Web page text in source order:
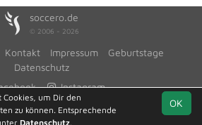
soccero.de
© 2006 - 2026
Kontakt Impressum
Geburtstage
Datenschutz
Instagram
OK
um Dir den
zu können. Entsprechende
Datenschutz.